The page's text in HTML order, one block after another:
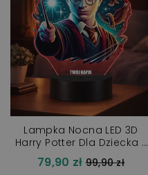
Lampka Nocna LED 3D
Harry Potter Dla Dziecka z
Imieniem Prezent
79,90 zł Cena
99,90 zł